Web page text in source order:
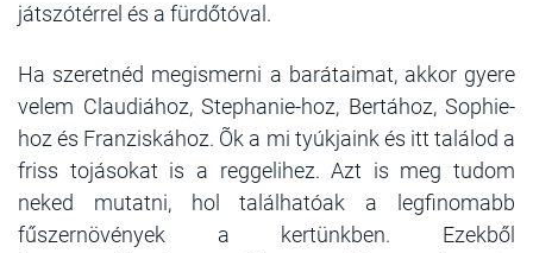
játszótérrel és a fürdőtóval.
Ha szeretnéd megismerni a barátaimat, akkor gyere
velem Claudiához, Stephanie-hoz, Bertához, Sophie-
hoz és Franziskához. Õk a mi tyúkjaink és itt találod a
friss tojásokat is a reggelihez. Azt is meg tudom
neked mutatni, hol találhatóak a legfinomabb
fűszernövények a kertünkben. Ezekből